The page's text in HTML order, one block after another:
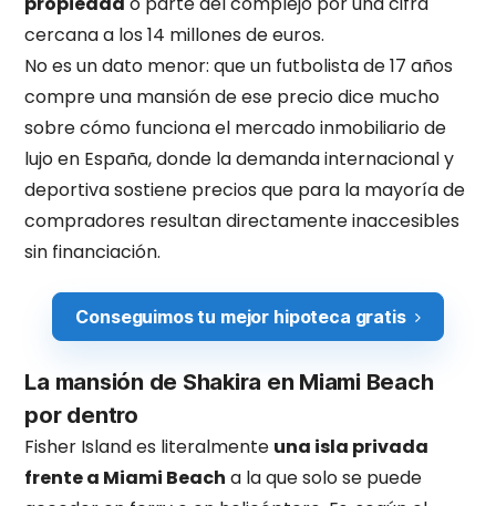
cercana a los 14 millones de euros.
No es un dato menor: que un futbolista de 17 años
compre una mansión de ese precio dice mucho
sobre cómo funciona el mercado inmobiliario de
lujo en España, donde la demanda internacional y
deportiva sostiene precios que para la mayoría de
compradores resultan directamente inaccesibles
sin financiación.
Conseguimos tu mejor hipoteca gratis
La mansión de Shakira en Miami Beach
por dentro
Fisher Island es literalmente una isla privada
frente a Miami Beach a la que solo se puede